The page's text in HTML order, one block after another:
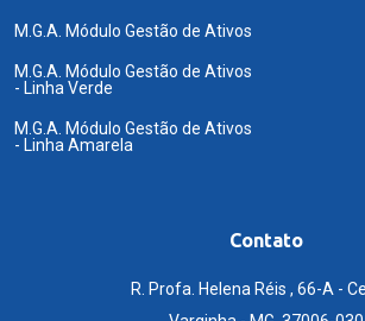
M.G.A. Módulo Gestão de Ativos
M.G.A. Módulo Gestão de Ativos
- Linha Verde
M.G.A. Módulo Gestão de Ativos
- Linha Amarela
Contato
R. Profa. Helena Réis , 66-A -